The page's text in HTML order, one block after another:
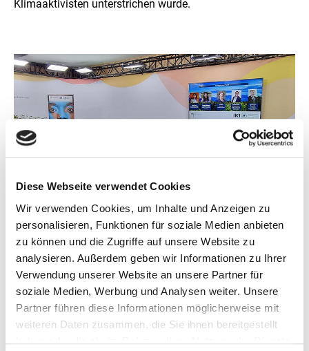
Diese Webseite verwendet Cookies
Wir verwenden Cookies, um Inhalte und Anzeigen zu
personalisieren, Funktionen für soziale Medien anbieten
zu können und die Zugriffe auf unsere Website zu
analysieren. Außerdem geben wir Informationen zu Ihrer
Verwendung unserer Website an unsere Partner für
soziale Medien, Werbung und Analysen weiter. Unsere
Partner führen diese Informationen möglicherweise mit
weiteren Daten zusammen, die Sie ihnen bereitgestellt
r
l
l
u
n
Klimaaktivisten unterstrichen wurde.
um die Cookies zu akzeptieren und das Video
anzuzeigen!
Videoaufzeichnung der Veranstaltung
Kontakt
IKI Office